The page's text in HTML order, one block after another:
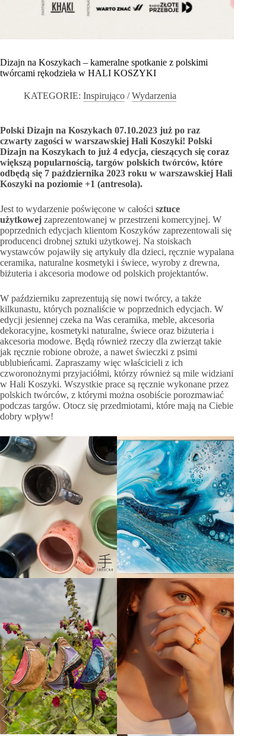
Dizajn na Koszykach – kameralne spotkanie z polskimi
twórcami rękodzieła w HALI KOSZYKI
KATEGORIE: Inspirująco /Wydarzenia
Polski Dizajn na Koszykach 07.10.2023 już po raz
czwarty zagości w warszawskiej Hali Koszyki! Polski
Dizajn na Koszykach to już 4 edycja, cieszących się coraz
większą popularnością, targów polskich twórców, które
odbędą się 7 października 2023 roku w warszawskiej Hali
Koszyki na poziomie +1 (antresola).
Jest to wydarzenie poświęcone w całości sztuce
użytkowej zaprezentowanej w przestrzeni komercyjnej. W
poprzednich edycjach klientom Koszyków zaprezentowali się
producenci drobnej sztuki użytkowej. Na stoiskach
wystawców pojawiły się artykuły dla dzieci, ręcznie wypalana
ceramika, naturalne kosmetyki i świece, wyroby z drewna,
biżuteria i akcesoria modowe od polskich projektantów.
W październiku zaprezentują się nowi twórcy, a także
kilkunastu, których poznaliście w poprzednich edycjach. W
edycji jesiennej czeka na Was ceramika, meble, akcesoria
dekoracyjne, kosmetyki naturalne, świece oraz biżuteria i
akcesoria modowe. Będą również rzeczy dla zwierząt takie
jak ręcznie robione obroże, a nawet świeczki z psimi
ublubieńcami. Zapraszamy więc właścicieli z ich
czworonożnymi przyjaciółmi, którzy również są mile widziani
w Hali Koszyki. Wszystkie prace są ręcznie wykonane przez
polskich twórców, z którymi można osobiście porozmawiać
podczas targów. Otocz się przedmiotami, które mają na Ciebie
dobry wpływ!